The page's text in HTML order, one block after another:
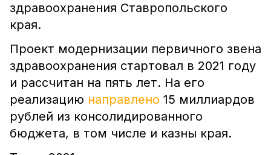
здравоохранения Ставропольского
края.
Проект модернизации первичного звена
здравоохранения стартовал в 2021 году
и рассчитан на пять лет. На его
реализацию направлено 15 миллиардов
рублей из консолидированного
бюджета, в том числе и казны края.